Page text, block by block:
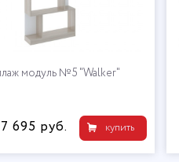
модуль №5 "Walker"
купить
7 695 руб.